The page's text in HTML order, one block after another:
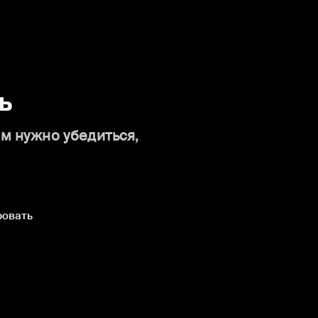
нужно убедиться,